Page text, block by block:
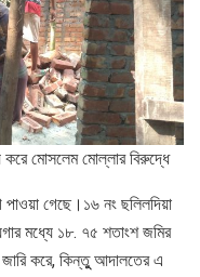
করে মোসলেম মোল্লার বিরুদ্ধে
পাওয়া গেছে।১৬ নং ছলিলদিয়া
মধ্যে ১৮. ৭৫ শতাংশ জমির
করে, কিন্তুু আদালতের এ